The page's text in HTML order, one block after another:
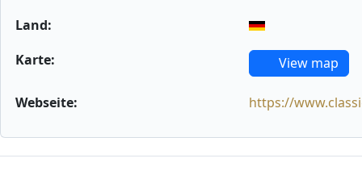
Land:
Karte:
View map
Webseite: https://